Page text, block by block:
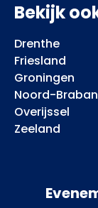
Bekijk
Drenthe
Friesland
Groningen
Noord-
Overijssel
Zeeland